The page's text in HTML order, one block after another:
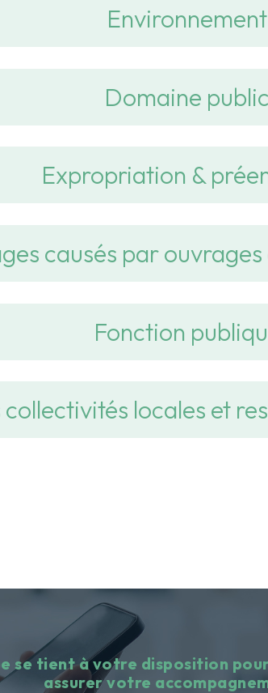
Environnement
Domaine public
Expropriation &
causés par
Fonction
locales et
se tient à votre disposition
assurer votre